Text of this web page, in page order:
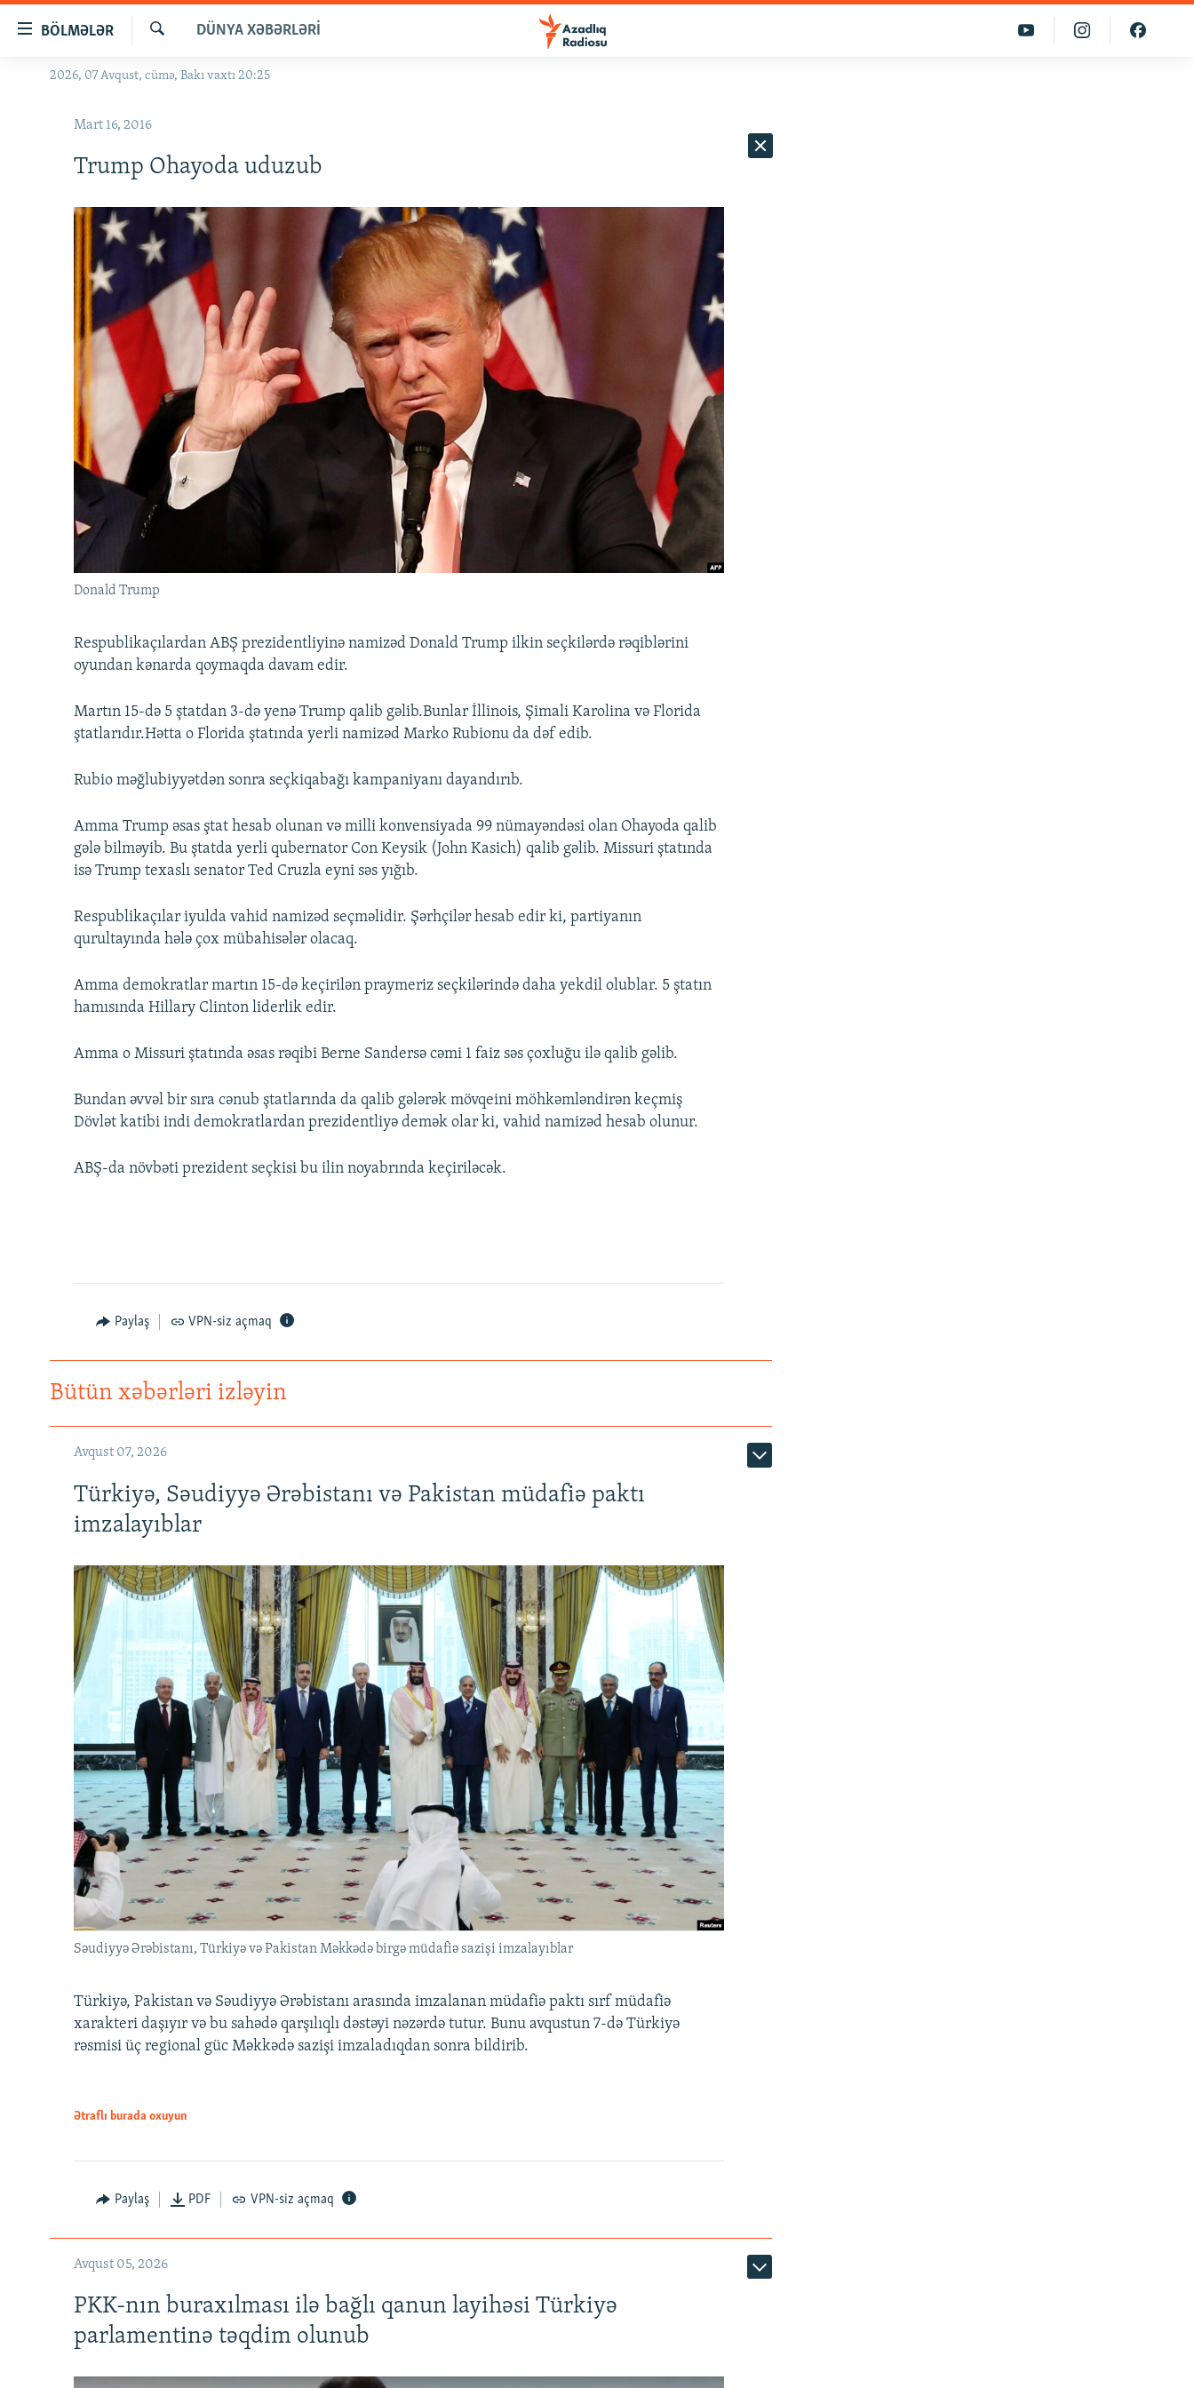
naviqasiyaya
BÖLMƏLƏR
GÜNDƏM
#ƏSLINDƏ
FƏRQƏ BAX
QANUNI DOĞRU
ARAŞDIRMA
MULTIMEDIA
FOTOQALEREYA
İNFOQRAFIKA
RADIO ARXIV
OXU ZALI
AZƏRBAYCAN ƏDƏBIYYATI KITABXANASI
İSLAM VƏ DEMOKRATIYA
İZ - MƏDƏNIYYƏT PROQRAMI
HAQQIMIZDA
MISSIYAMIZ
PEŞƏ ETIKASI VƏ JURNALISTIKA
STANDARTLARIMIZ
MATERIALLARIMIZDAN ISTIFADƏ
AZADLIQRADIOSU MOBIL TELEFONUNUZDA
BIZIMLƏ ƏLAQƏ
Axtar
DÜNYA XƏBƏRLƏRI
2026, 07 Avqust, cümə, Bakı vaxtı 20:25
Mart 16, 2016
Trump Ohayoda uduzub
Donald Trump
Respublikaçılardan ABŞ prezidentliyinə namizəd Donald Trump ilkin seçkilərdə rəqiblərini
oyundan kənarda qoymaqda davam edir.
Martın 15-də 5 ştatdan 3-də yenə Trump qalib gəlib.Bunlar İllinois, Şimali Karolina və Florida
ştatlarıdır.Hətta o Florida ştatında yerli namizəd Marko Rubionu da dəf edib.
Rubio məğlubiyyətdən sonra seçkiqabağı kampaniyanı dayandırıb.
Amma Trump əsas ştat hesab olunan və milli konvensiyada 99 nümayəndəsi olan Ohayoda qalib
gələ bilməyib. Bu ştatda yerli qubernator Con Keysik (John Kasich) qalib gəlib. Missuri ştatında
isə Trump texaslı senator Ted Cruzla eyni səs yığıb.
Respublikaçılar iyulda vahid namizəd seçməlidir. Şərhçilər hesab edir ki, partiyanın
qurultayında hələ çox mübahisələr olacaq.
Amma demokratlar martın 15-də keçirilən praymeriz seçkilərində daha yekdil olublar. 5 ştatın
hamısında Hillary Clinton liderlik edir.
Amma o Missuri ştatında əsas rəqibi Berne Sandersə cəmi 1 faiz səs çoxluğu ilə qalib gəlib.
Bundan əvvəl bir sıra cənub ştatlarında da qalib gələrək mövqeini möhkəmləndirən keçmiş
Dövlət katibi indi demokratlardan prezidentliyə demək olar ki, vahid namizəd hesab olunur.
ABŞ-da növbəti prezident seçkisi bu ilin noyabrında keçiriləcək.
Paylaş VPN-siz açmaq
Bütün xəbərləri izləyin
Avqust 07, 2026
Türkiyə, Səudiyyə Ərəbistanı və Pakistan müdafiə paktı
imzalayıblar
Səudiyyə Ərəbistanı, Türkiyə və Pakistan Məkkədə birgə müdafiə sazişi imzalayıblar
Türkiyə, Pakistan və Səudiyyə Ərəbistanı arasında imzalanan müdafiə paktı sırf müdafiə
xarakteri daşıyır və bu sahədə qarşılıqlı dəstəyi nəzərdə tutur. Bunu avqustun 7-də Türkiyə
rəsmisi üç regional güc Məkkədə sazişi imzaladıqdan sonra bildirib.
Ətraflı burada oxuyun
Paylaş PDF VPN-siz açmaq
Avqust 05, 2026
PKK-nın buraxılması ilə bağlı qanun layihəsi Türkiyə
parlamentinə təqdim olunub